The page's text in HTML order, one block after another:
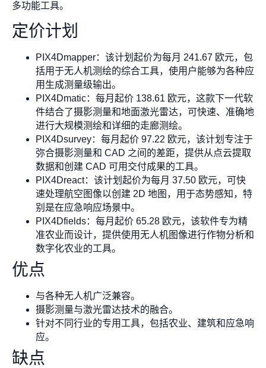
多功能工具。
定价计划
PIX4Dmapper：该计划起价为每月 241.67 欧元，包
括用于无人机测绘的综合工具，使用户能够为各种应
用生成测量级输出。
PIX4Dmatic：每月起价 138.61 欧元，这款下一代软
件结合了摄影测量和地面激光雷达，可快速、准确地
进行大规模测绘和详细的走廊测绘。
PIX4Dsurvey：每月起价 97.22 欧元，该计划专注于
弥合摄影测量和 CAD 之间的差距，提供从点云提取
数据和创建 CAD 可用交付成果的工具。
PIX4Dreact：该计划起价为每月 37.50 欧元，可快
速处理航空图像以创建 2D 地图，用于态势感知，特
别是在应急响应场景中。
PIX4Dfields：每月起价 65.28 欧元，该软件专为精
准农业而设计，提供使用无人机图像进行作物分析和
数字化农业的工具。
优点
与各种无人机广泛兼容。
摄影测量与激光雷达技术的融合。
针对不同行业的专用工具，包括农业、建筑和应急响
应。
缺点